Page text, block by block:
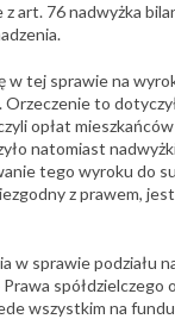
art. 76 nadwyżka
tej sprawie na
to
opłat
natomiast
tego wyroku do
z prawem,
w sprawie podziału
spółdzielczego
wszystkim na